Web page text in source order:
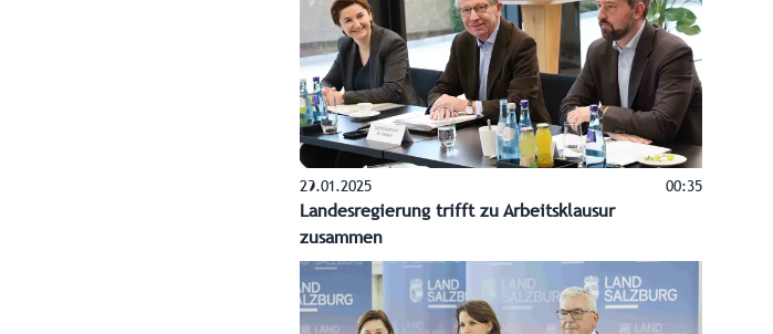
29.01.2025 00:35
Landesregierung trifft zu Arbeitsklausur
zusammen